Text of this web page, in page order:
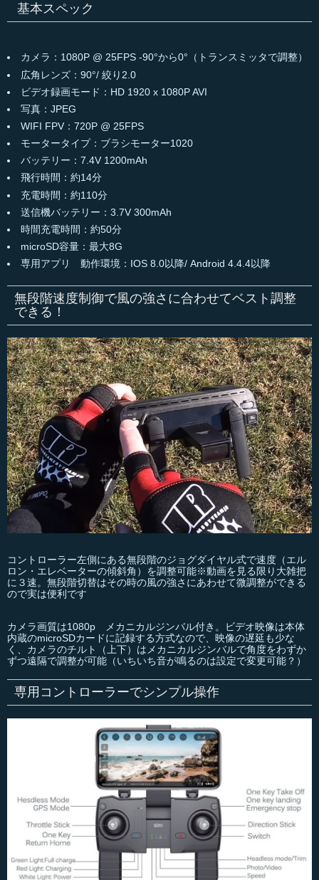
基本スペック
カメラ：1080P @ 25FPS -90°から0°（トランスミッタで調整）
広角レンズ：90°/ 絞り2.0
ビデオ録画モード：HD 1920 x 1080P AVI
写真：JPEG
WIFI FPV：720P @ 25FPS
モータータイプ：ブラシモーター1020
バッテリー：7.4V 1200mAh
飛行時間：約14分
充電時間：約110分
送信機バッテリー：3.7V 300mAh
時間充電時間：約50分
microSD容量：最大8G
専用アプリ 動作環境：IOS 8.0以降/ Android 4.4.4以降
無段階速度制御で風の強さに合わせてベスト調整
できる！
コントローラー左側にある無段階のジョグダイヤル式で速度（エル
ロン・エレベーターの傾斜角）を調整可能※動画を見る限り大雑把
に３速。無段階切替はその時の風の強さにあわせて微調整ができる
ので実は便利です
カメラ画質は1080p メカニカルジンバル付き。ビデオ映像は本体
内蔵のmicroSDカードに記録する方式なので、映像の遅延も少な
く、カメラのチルト（上下）はメカニカルジンバルで角度をわずか
ずつ遠隔で調整が可能（いちいち音が鳴るのは設定で変更可能？）
専用コントローラーでシンプル操作